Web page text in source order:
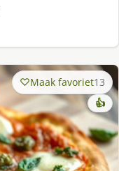
Maak favoriet13
👍